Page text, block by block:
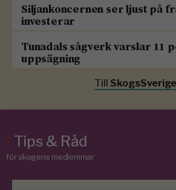
Siljankoncernen ser ljust på
investerar
Tunadals sågverk varslar 11
uppsägning
Till SkogsSverige
/Tips & Råd
för skogens medlemmar